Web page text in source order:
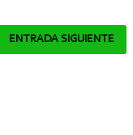
ENTRADA SIGUIENTE